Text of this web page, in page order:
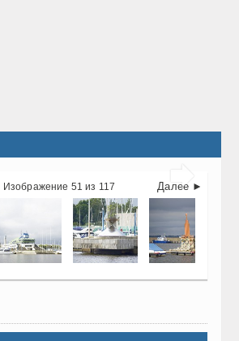

Далее ►
Изображение 51 из 117